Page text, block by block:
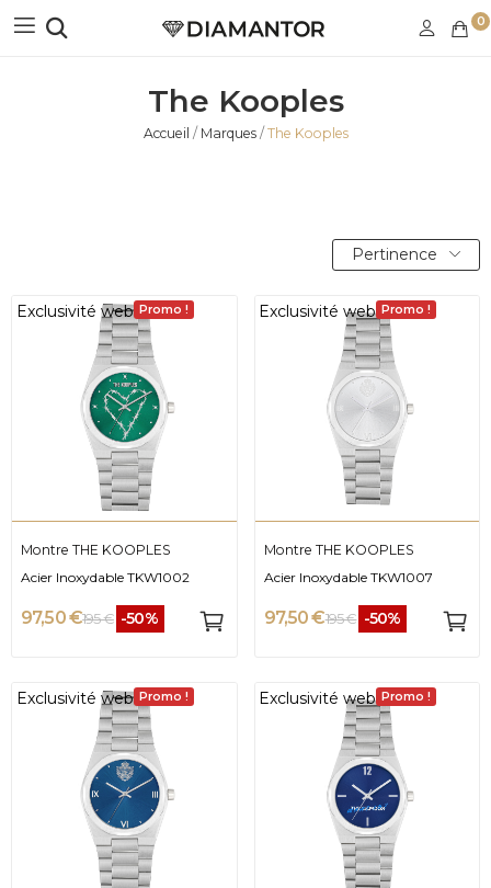
0
The Kooples
Accueil Marques The Kooples
Pertinence
Exclusivité web Promo !
Montre THE KOOPLES
Acier Inoxydable TKW1002
97,50 €195 € -50%
Exclusivité web Promo !
Montre THE KOOPLES
Acier Inoxydable TKW1007
97,50 €195 € -50%
Exclusivité web Promo ! Exclusivité web Promo !